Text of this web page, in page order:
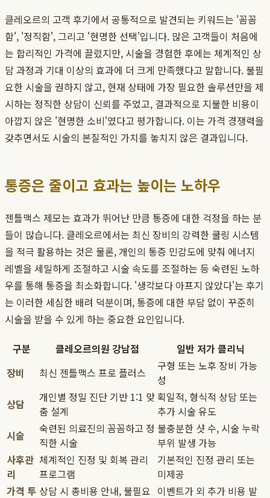
클레오르의 고객 후기에서 공통적으로 발견되는 키워드는 '꼼꼼
함', '정직함', 그리고 '현명한 선택'입니다. 많은 고객들이 처음에
는 합리적인 가격에 끌렸지만, 시술을 경험한 후에는 체계적인 상
담 과정과 기대 이상의 효과에 더 크게 만족했다고 말합니다. 불필
요한 시술을 권하지 않고, 현재 상태에 가장 필요한 솔루션만을 제
시하는 정직한 상담이 신뢰를 주었고, 결과적으로 지불한 비용이
아깝지 않은 '현명한 소비'였다고 평가합니다. 이는 가격 경쟁력을
갖추면서도 시술의 본질적인 가치를 놓치지 않은 결과입니다.
통증은 줄이고 효과는 높이는 노하우
젠틀맥스 제모는 효과가 뛰어난 만큼 통증에 대한 걱정을 하는 분
들이 많습니다. 클레오르에서는 최신 장비의 강력한 쿨링 시스템
을 적극 활용하는 것은 물론, 개인의 통증 민감도에 맞춰 에너지
레벨을 세밀하게 조절하고 시술 속도를 조절하는 등 숙련된 노하
우를 통해 통증을 최소화합니다. '생각보다 아프지 않았다'는 후기
는 이러한 세심한 배려 덕분이며, 통증에 대한 부담 없이 꾸준히
시술을 받을 수 있게 하는 중요한 요인입니다.
구분 클레오르의원 강남점
일반 저가 클리닉
장비
최신 젠틀맥스 프로 플러스
구형 또는 노후 장비 가능
성
상담
개인별 정밀 진단 기반 1:1 맞
춤 설계
획일적, 형식적 상담 또는
추가 시술 유도
시술
숙련된 의료진의 꼼꼼하고 정
직한 시술
불충분한 샷 수, 시술 누락
부위 발생 가능
사후관
리
체계적인 진정 및 회복 관리
프로그램
기본적인 진정 관리 또는
미제공
가격 투 상담 시 총비용 안내, 불필요 이벤트가 외 추가 비용 발